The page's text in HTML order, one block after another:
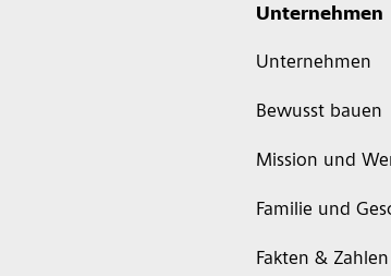
Unternehmen
Unternehmen
Bewusst bauen
Mission und
Familie und
Fakten & Zahlen